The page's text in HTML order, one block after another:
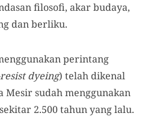
filosofi, akar budaya,
dan berliku.
perintang
dyeing) telah dikenal
Mesir sudah menggunakan
2.500 tahun yang lalu.